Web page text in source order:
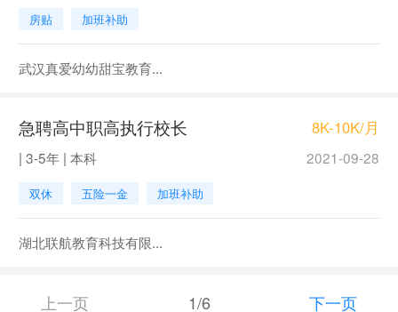
房贴 加班补助
武汉真爱幼幼甜宝教育...
急聘高中职高执行校长 8K-10K/月
| 3-5年 | 本科 2021-09-28
双休 五险一金 加班补助
湖北联航教育科技有限...
上一页 1/6 下一页